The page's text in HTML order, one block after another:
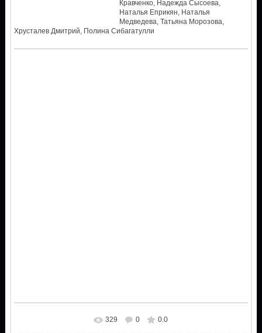
Кравченко, Надежда Сысоева,
Наталья Еприкян, Наталья
Медведева, Татьяна Морозова,
Хрусталев Дмитрий, Полина Сибагатулли
329 0 0.0